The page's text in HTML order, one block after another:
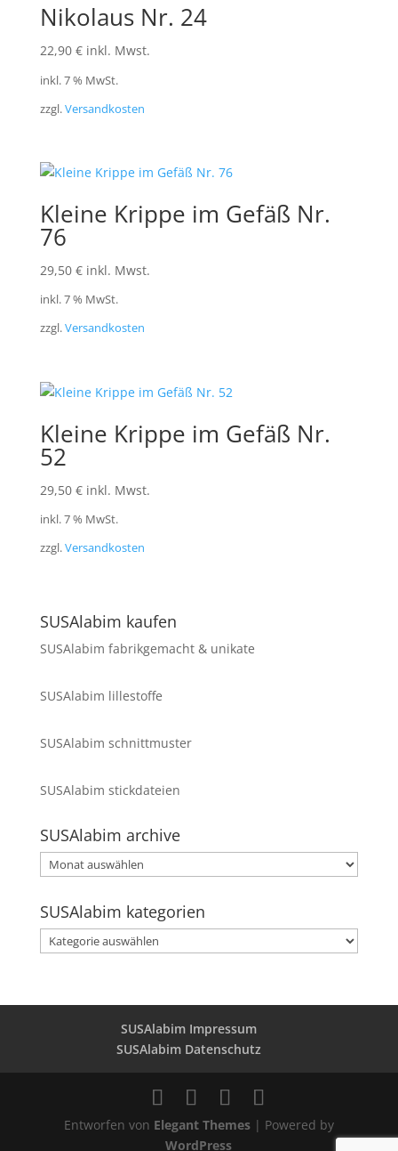
Nikolaus Nr. 24
22,90 € inkl. Mwst.
inkl. 7 % MwSt.
zzgl.Versandkosten
Kleine Krippe im Gefäß Nr.
76
29,50 € inkl. Mwst.
inkl. 7 % MwSt.
zzgl.Versandkosten
Kleine Krippe im Gefäß Nr.
52
29,50 € inkl. Mwst.
inkl. 7 % MwSt.
zzgl.Versandkosten
SUSAlabim kaufen
SUSAlabim fabrikgemacht & unikate
SUSAlabim lillestoffe
SUSAlabim schnittmuster
SUSAlabim stickdateien
SUSAlabim archive
SUSAlabim
archive
SUSAlabim kategorien
SUSAlabim
kategorien
SUSAlabim Impressum
SUSAlabim Datenschutz
Entworfen von Elegant Themes| Powered by
WordPress